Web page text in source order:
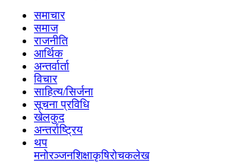
समाचार
समाज
राजनीति
आर्थिक
अन्तर्वार्ता
विचार
साहित्य/सिर्जना
सूचना प्रविधि
खेलकुद
अन्तर्राष्ट्रिय
थप
मनोरञ्‍जनशिक्षाकृषिरोचकलेख